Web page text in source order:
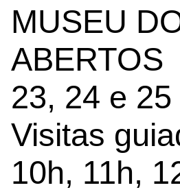
MUSEU
ABERTOS
23, 24 e
Visitas
10h, 11h,